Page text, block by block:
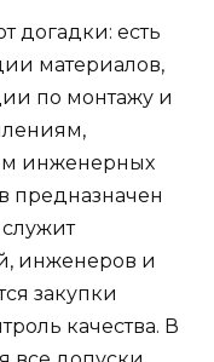
догадки: есть
материалов,
по монтажу и
инженерных
предназначен
инженеров и
закупки
качества. В